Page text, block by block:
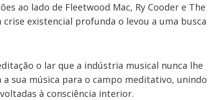
ao lado de Fleetwood Mac, Ry Cooder e The
crise existencial profunda o levou a uma busca
o lar que a indústria musical nunca lhe
sua música para o campo meditativo, unindo
à consciência interior.